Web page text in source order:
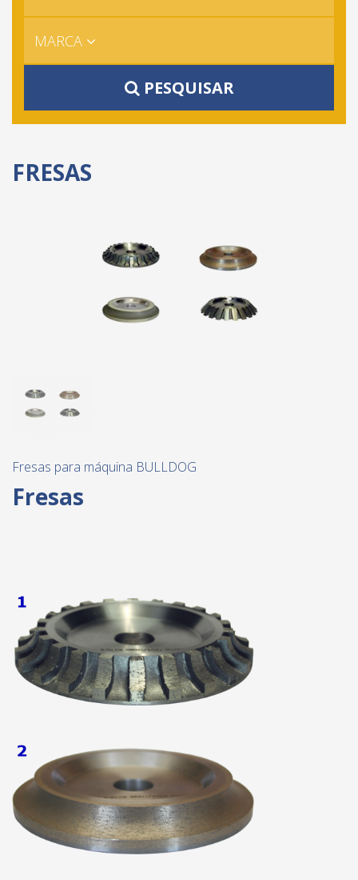
MARCA
PESQUISAR
FRESAS
Fresas para máquina BULLDOG
Fresas